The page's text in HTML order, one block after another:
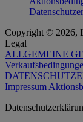
Copyright © 2026,
Legal
ALLGEMEINE
Impressum